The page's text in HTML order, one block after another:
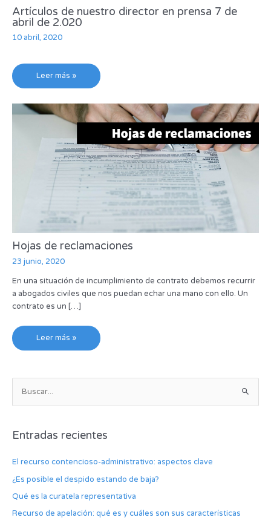
Artículos de nuestro director en prensa 7 de
abril de 2.020
10 abril, 2020
Leer más »
Hojas de reclamaciones
23 junio, 2020
En una situación de incumplimiento de contrato debemos recurrir
a abogados civiles que nos puedan echar una mano con ello. Un
contrato es un […]
Leer más »
u
c
p
o
r
Entradas recientes
El recurso contencioso-administrativo: aspectos clave
¿Es posible el despido estando de baja?
Qué es la curatela representativa
Recurso de apelación: qué es y cuáles son sus características